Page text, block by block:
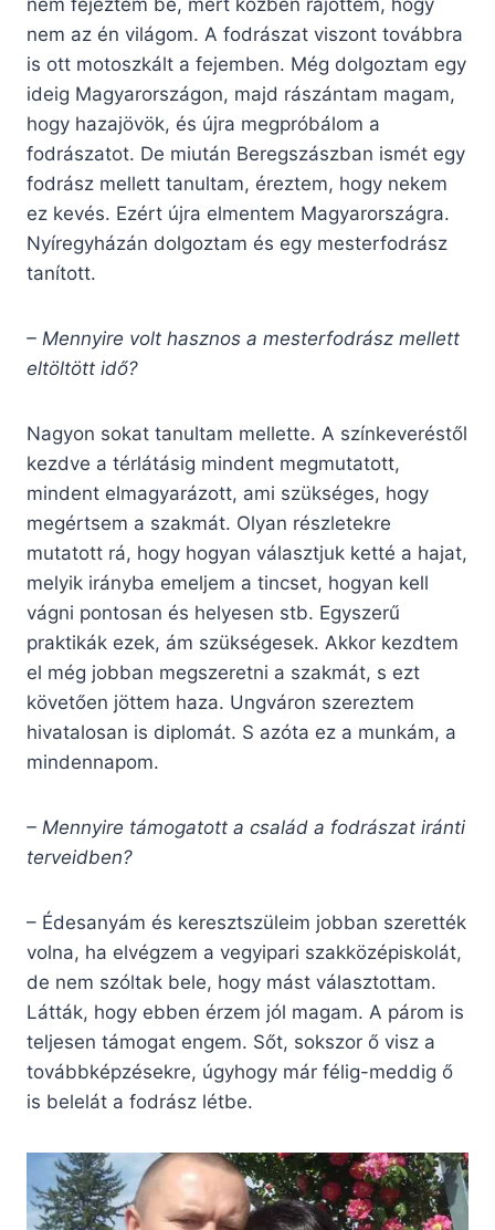
nem fejeztem be, mert közben rájöttem, hogy
nem az én világom. A fodrászat viszont továbbra
is ott motoszkált a fejemben. Még dolgoztam egy
ideig Magyarországon, majd rászántam magam,
hogy hazajövök, és újra megpróbálom a
fodrászatot. De miután Beregszászban ismét egy
fodrász mellett tanultam, éreztem, hogy nekem
ez kevés. Ezért újra elmentem Magyarországra.
Nyíregyházán dolgoztam és egy mesterfodrász
tanított.
– Mennyire volt hasznos a mesterfodrász mellett
eltöltött idő?
Nagyon sokat tanultam mellette. A színkeveréstől
kezdve a térlátásig mindent megmutatott,
mindent elmagyarázott, ami szükséges, hogy
megértsem a szakmát. Olyan részletekre
mutatott rá, hogy hogyan választjuk ketté a hajat,
melyik irányba emeljem a tincset, hogyan kell
vágni pontosan és helyesen stb. Egyszerű
praktikák ezek, ám szükségesek. Akkor kezdtem
el még jobban megszeretni a szakmát, s ezt
követően jöttem haza. Ungváron szereztem
hivatalosan is diplomát. S azóta ez a munkám, a
mindennapom.
– Mennyire támogatott a család a fodrászat iránti
terveidben?
– Édesanyám és keresztszüleim jobban szerették
volna, ha elvégzem a vegyipari szakközépiskolát,
de nem szóltak bele, hogy mást választottam.
Látták, hogy ebben érzem jól magam. A párom is
teljesen támogat engem. Sőt, sokszor ő visz a
továbbképzésekre, úgyhogy már félig-meddig ő
is belelát a fodrász létbe.